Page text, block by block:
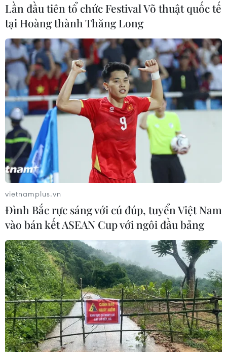
Lần đầu tiên tổ chức Festival Võ thuật quốc tế
tại Hoàng thành Thăng Long
vietnamplus.vn
Đình Bắc rực sáng với cú đúp, tuyển Việt Nam
vào bán kết ASEAN Cup với ngôi đầu bảng